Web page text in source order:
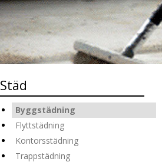
Städ
Byggstädning
Flyttstädning
Kontorsstädning
Trappstädning